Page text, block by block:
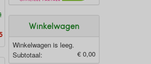
Winkelwagen
Winkelwagen is leeg.
Subtotaal:
€ 0,00